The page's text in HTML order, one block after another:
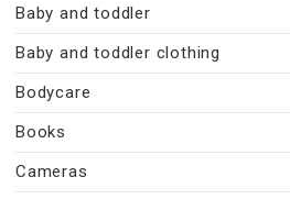
Baby and toddler
Baby and toddler clothing
Bodycare
Books
Cameras